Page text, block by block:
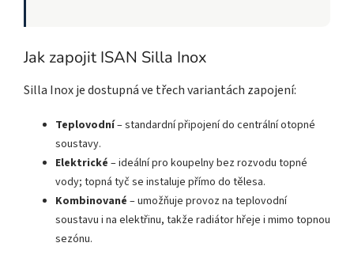
Jak zapojit ISAN Silla Inox
Silla Inox je dostupná ve třech variantách zapojení:
Teplovodní– standardní připojení do centrální otopné
soustavy.
Elektrické – ideální pro koupelny bez rozvodu topné
vody; topná tyč se instaluje přímo do tělesa.
Kombinované – umožňuje provoz na teplovodní
soustavu i na elektřinu, takže radiátor hřeje i mimo topnou
sezónu.